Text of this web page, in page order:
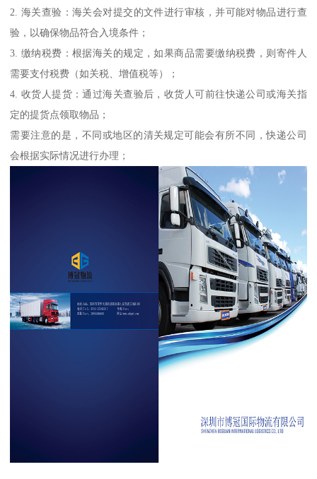
2. 海关查验：海关会对提交的文件进行审核，并可能对物品进行查
验，以确保物品符合入境条件；
3. 缴纳税费：根据海关的规定，如果商品需要缴纳税费，则寄件人
需要支付税费（如关税、增值税等）；
4. 收货人提货：通过海关查验后，收货人可前往快递公司或海关指
定的提货点领取物品；
需要注意的是，不同或地区的清关规定可能会有所不同，快递公司
会根据实际情况进行办理；